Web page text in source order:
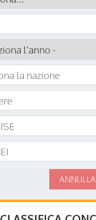
ANNULLA